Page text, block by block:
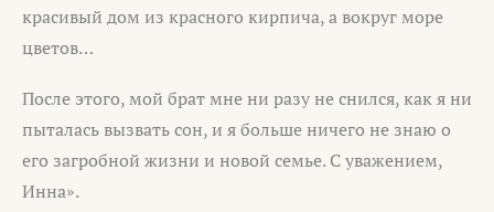
красивый дом из красного кирпича, а вокруг море
цветов…
После этого, мой брат мне ни разу не снился, как я ни
пыталась вызвать сон, и я больше ничего не знаю о
его загробной жизни и новой семье. С уважением,
Инна».